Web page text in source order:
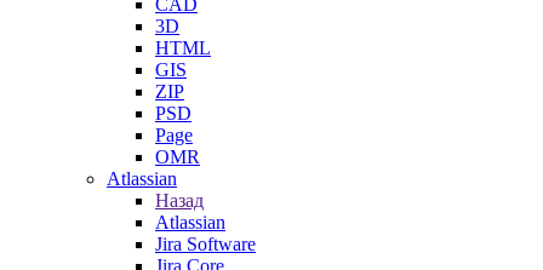
CAD
3D
HTML
GIS
ZIP
PSD
Page
OMR
Atlassian
Назад
Atlassian
Jira Software
Jira Core